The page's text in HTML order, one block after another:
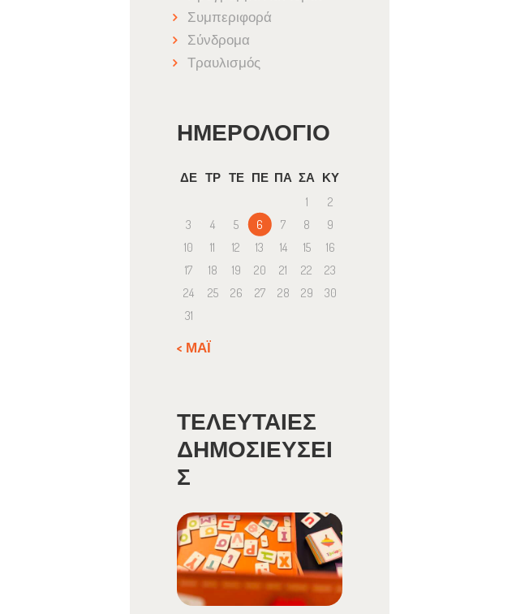
Συμπεριφορά
Σύνδρομα
Τραυλισμός
ΗΜΕΡΟΛΌΓΙΟ
ΔΕ ΤΡ ΤΕ ΠΕ ΠΑ ΣΑ ΚΥ
1
2
3
4 5 6 7 8
9
10
11 12 13 14 15
16
17
18 19 20 21 22
23
24
25 26 27 28 29
30
31
« ΜΆΙ
ΤΕΛΕΥΤΑΊΕΣ
ΔΗΜΟΣΙΕΎΣΕΙ
Σ